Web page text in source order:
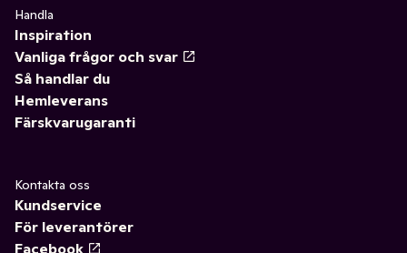
Handla
Inspiration
Vanliga frågor och svar
Så handlar du
Hemleverans
Färskvarugaranti
Kontakta oss
Kundservice
För leverantörer
Facebook